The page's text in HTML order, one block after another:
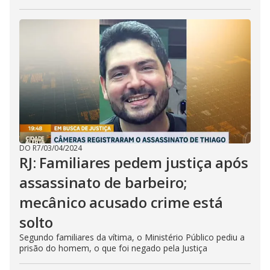
DO R7/03/04/2024
RJ: Familiares pedem justiça após
assassinato de barbeiro;
mecânico acusado crime está
solto
Segundo familiares da vítima, o Ministério Público pediu a
prisão do homem, o que foi negado pela Justiça